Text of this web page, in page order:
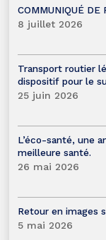
COMMUNIQUÉ DE
8 juillet 2026
Transport routier
dispositif pour le
25 juin 2026
L’éco-santé, une
meilleure santé.
26 mai 2026
Retour en images
5 mai 2026